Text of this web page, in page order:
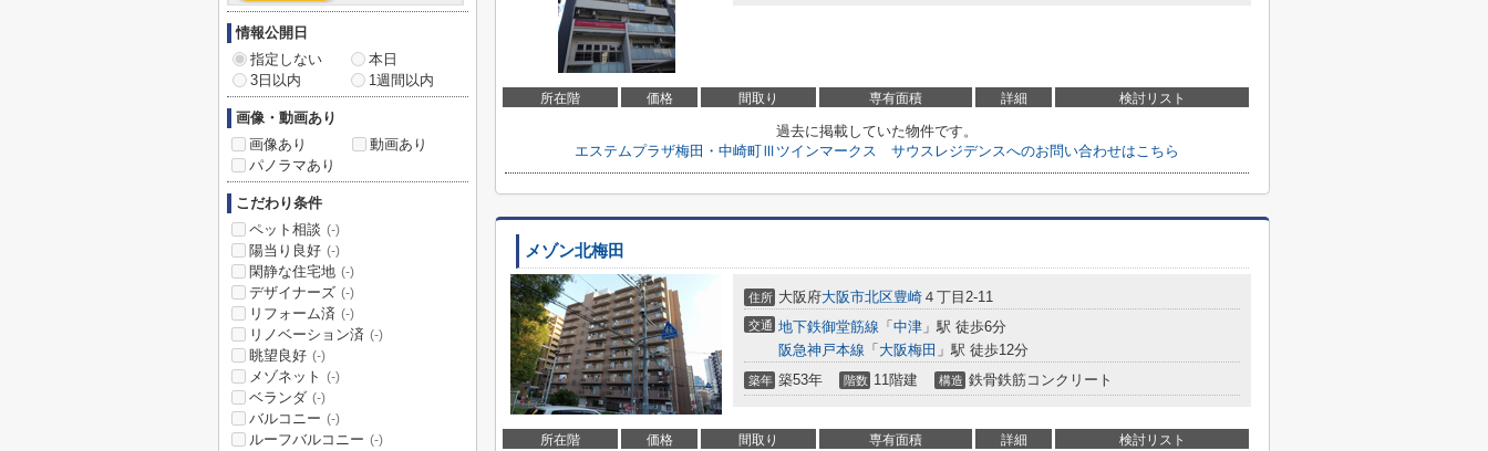
所在階 価格 間取り 専有面積 詳細 検討リスト
過去に掲載していた物件です。
エステムプラザ梅田・中崎町Ⅲツインマークス サウスレジデンスへのお問い合わせはこちら
メゾン北梅田
住所 大阪府大阪市北区豊崎 ４丁目2-11
交通 地下鉄御堂筋線 「 中津 」駅 徒歩6分
阪急神戸本線 「 大阪梅田 」駅 徒歩12分
築年 築53年 階数 11階建 構造 鉄骨鉄筋コンクリート
所在階 価格 間取り 専有面積 詳細 検討リスト
情報公開日
指定しない
本日
3日以内
1週間以内
画像・動画あり
画像あり
動画あり
パノラマあり
こだわり条件
ペット相談 (-)
陽当り良好 (-)
閑静な住宅地 (-)
デザイナーズ (-)
リフォーム済 (-)
リノベーション済 (-)
眺望良好 (-)
メゾネット (-)
ベランダ (-)
バルコニー (-)
ルーフバルコニー (-)